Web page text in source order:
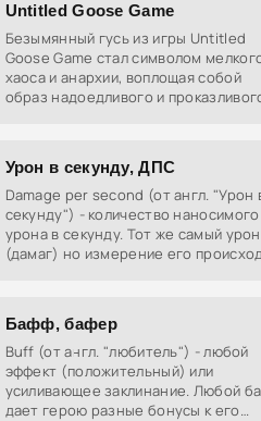
Untitled Goose Game
Безымянный гусь из игры Untitled
Goose Game стал символом
хаоса и анархии, воплощая собой
образ надоедливого и
Урон в секунду, ДПС
Damage per second (от англ. "Урон
секунду") - количество наносимого
урона в секунду. Тот же самый урон
(дамаг) но измерение его
Бафф, бафер
Buff (от англ. "любитель") - любой
эффект (положительный) или
усиливающее заклинание. Любой
дает герою разные бонусы к его